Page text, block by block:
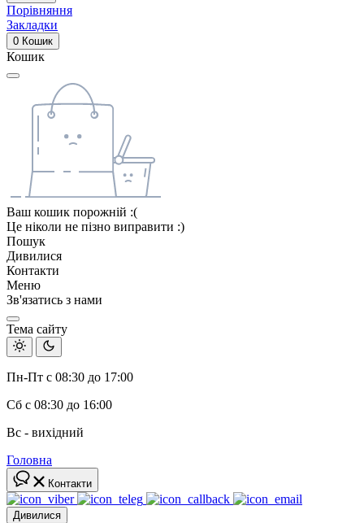
Порівняння
Закладки
0 Кошик
Кошик
Ваш кошик порожній :(
Це ніколи не пізно виправити :)
Пошук
Дивилися
Контакти
Меню
Зв'язатись з нами
Тема сайту
Пн-Пт с 08:30 до 17:00
Сб с 08:30 до 16:00
Вс - вихідний
Головна
Контакти
Дивилися